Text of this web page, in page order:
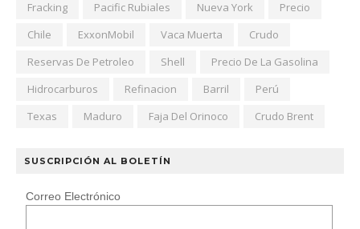
Fracking
Pacific Rubiales Nueva York
Precio
Chile
ExxonMobil Vaca Muerta
Crudo
Reservas De Petroleo
Shell
Precio De La Gasolina
Hidrocarburos
Refinacion Barril
Perú
Texas
Maduro Faja Del Orinoco Crudo Brent
SUSCRIPCIÓN AL BOLETÍN
Correo Electrónico